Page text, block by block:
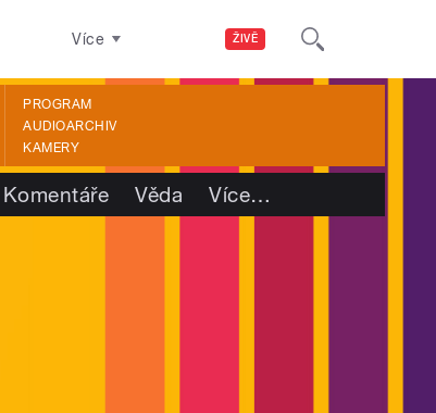
ŽIVĚ
Více
PROGRAM
AUDIOARCHIV
KAMERY
Komentáře Věda Více…